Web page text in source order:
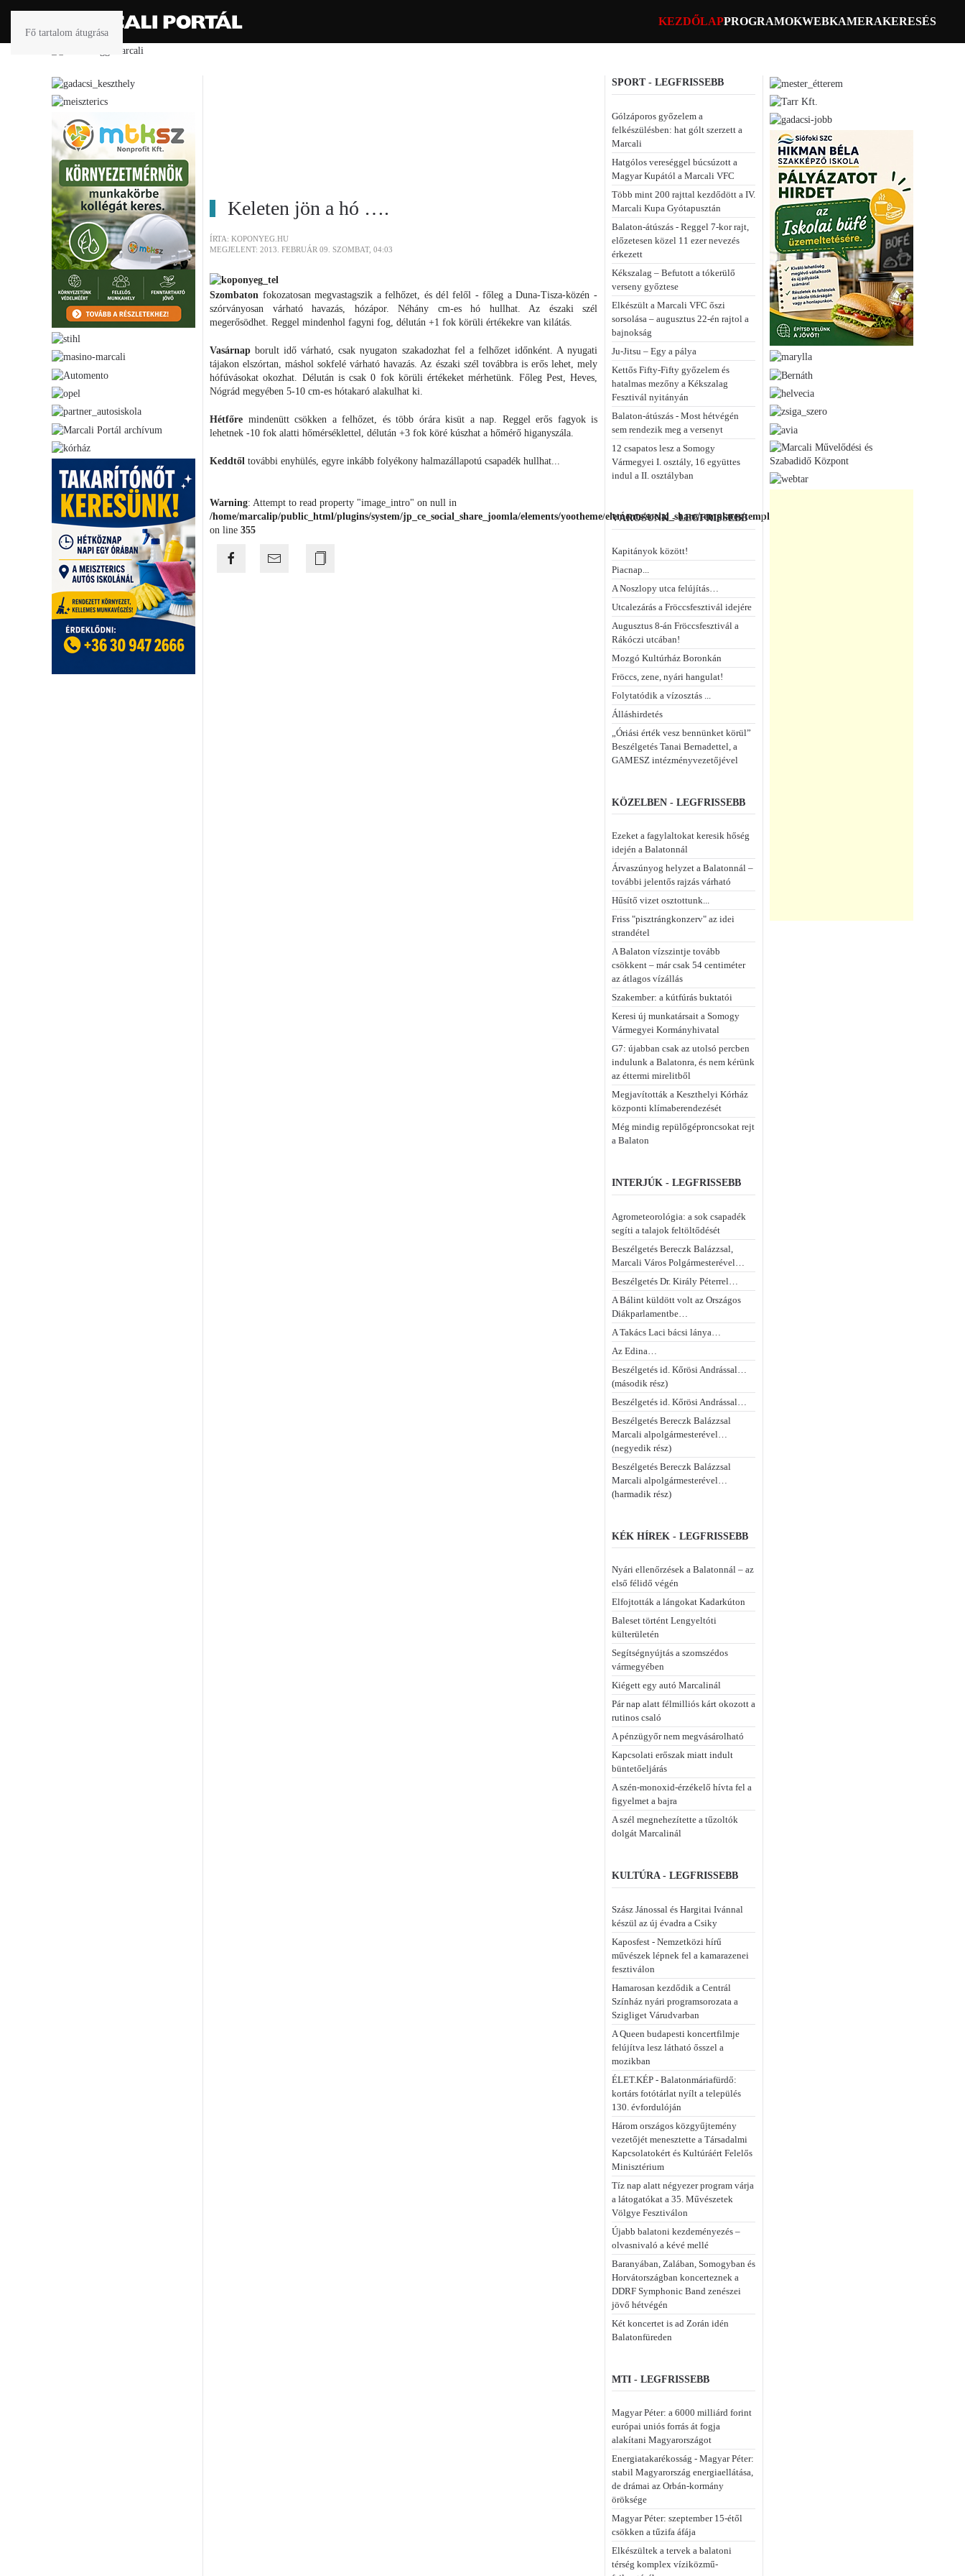
Fő tartalom átugrása
KEZDŐLAPPROGRAMOKWEBKAMERAKERESÉS
Keleten jön a hó ….
ÍRTA: KOPONYEG.HU
MEGJELENT: 2013. FEBRUÁR 09. SZOMBAT, 04:03
Szombaton fokozatosan megvastagszik a felhőzet, és dél felől - főleg a Duna-Tisza-közén -
szórványosan várható havazás, hózápor. Néhány cm-es hó hullhat. Az északi szél
megerősödhet. Reggel mindenhol fagyni fog, délután +1 fok körüli értékekre van kilátás.
Vasárnapborult idő várható, csak nyugaton szakadozhat fel a felhőzet időnként. A nyugati
tájakon elszórtan, máshol sokfelé várható havazás. Az északi szél továbbra is erős lehet, mely
hófúvásokat okozhat. Délután is csak 0 fok körüli értékeket mérhetünk. Főleg Pest, Heves,
Nógrád megyében 5-10 cm-es hótakaró alakulhat ki.
Hétfőre mindenütt csökken a felhőzet, és több órára kisüt a nap. Reggel erős fagyok is
lehetnek -10 fok alatti hőmérséklettel, délután +3 fok köré kúszhat a hőmérő higanyszála.
Keddtől további enyhülés, egyre inkább folyékony halmazállapotú csapadék hullhat...
Warning: Attempt to read property "image_intro" on null in
/home/marcalip/public_html/plugins/system/jp_ce_social_share_joomla/elements/yootheme/elements/social_share/templates/template.php
on line 355
SPORT - LEGFRISSEBB
Gólzáporos győzelem a
felkészülésben: hat gólt szerzett a
Marcali
Hatgólos vereséggel búcsúzott a
Magyar Kupától a Marcali VFC
Több mint 200 rajttal kezdődött a IV.
Marcali Kupa Gyótapusztán
Balaton-átúszás - Reggel 7-kor rajt,
előzetesen közel 11 ezer nevezés
érkezett
Kékszalag – Befutott a tókerülő
verseny győztese
Elkészült a Marcali VFC őszi
sorsolása – augusztus 22-én rajtol a
bajnokság
Ju-Jitsu – Egy a pálya
Kettős Fifty-Fifty győzelem és
hatalmas mezőny a Kékszalag
Fesztivál nyitányán
Balaton-átúszás - Most hétvégén
sem rendezik meg a versenyt
12 csapatos lesz a Somogy
Vármegyei I. osztály, 16 együttes
indul a II. osztályban
VÁROSUNK - LEGFRISSEBB
Kapitányok között!
Piacnap...
A Noszlopy utca felújítás…
Utcalezárás a Fröccsfesztivál idejére
Augusztus 8-án Fröccsfesztivál a
Rákóczi utcában!
Mozgó Kultúrház Boronkán
Fröccs, zene, nyári hangulat!
Folytatódik a vízosztás ...
Álláshirdetés
„Óriási érték vesz bennünket körül”
Beszélgetés Tanai Bernadettel, a
GAMESZ intézményvezetőjével
KÖZELBEN - LEGFRISSEBB
Ezeket a fagylaltokat keresik hőség
idején a Balatonnál
Árvaszúnyog helyzet a Balatonnál –
további jelentős rajzás várható
Hűsítő vizet osztottunk...
Friss "pisztrángkonzerv" az idei
strandétel
A Balaton vízszintje tovább
csökkent – már csak 54 centiméter
az átlagos vízállás
Szakember: a kútfúrás buktatói
Keresi új munkatársait a Somogy
Vármegyei Kormányhivatal
G7: újabban csak az utolsó percben
indulunk a Balatonra, és nem kérünk
az éttermi mirelitből
Megjavították a Keszthelyi Kórház
központi klímaberendezését
Még mindig repülőgéproncsokat rejt
a Balaton
INTERJÚK - LEGFRISSEBB
Agrometeorológia: a sok csapadék
segíti a talajok feltöltődését
Beszélgetés Bereczk Balázzsal,
Marcali Város Polgármesterével…
Beszélgetés Dr. Király Péterrel…
A Bálint küldött volt az Országos
Diákparlamentbe…
A Takács Laci bácsi lánya…
Az Edina…
Beszélgetés id. Kőrösi Andrással…
(második rész)
Beszélgetés id. Kőrösi Andrással…
Beszélgetés Bereczk Balázzsal
Marcali alpolgármesterével…
(negyedik rész)
Beszélgetés Bereczk Balázzsal
Marcali alpolgármesterével…
(harmadik rész)
KÉK HÍREK - LEGFRISSEBB
Nyári ellenőrzések a Balatonnál – az
első félidő végén
Elfojtották a lángokat Kadarkúton
Baleset történt Lengyeltóti
külterületén
Segítségnyújtás a szomszédos
vármegyében
Kiégett egy autó Marcalinál
Pár nap alatt félmilliós kárt okozott a
rutinos csaló
A pénzügyőr nem megvásárolható
Kapcsolati erőszak miatt indult
büntetőeljárás
A szén-monoxid-érzékelő hívta fel a
figyelmet a bajra
A szél megnehezítette a tűzoltók
dolgát Marcalinál
KULTÚRA - LEGFRISSEBB
Szász Jánossal és Hargitai Ivánnal
készül az új évadra a Csiky
Kaposfest - Nemzetközi hírű
művészek lépnek fel a kamarazenei
fesztiválon
Hamarosan kezdődik a Centrál
Színház nyári programsorozata a
Szigliget Várudvarban
A Queen budapesti koncertfilmje
felújítva lesz látható ősszel a
mozikban
ÉLET.KÉP - Balatonmáriafürdő:
kortárs fotótárlat nyílt a település
130. évfordulóján
Három országos közgyűjtemény
vezetőjét menesztette a Társadalmi
Kapcsolatokért és Kultúráért Felelős
Minisztérium
Tíz nap alatt négyezer program várja
a látogatókat a 35. Művészetek
Völgye Fesztiválon
Újabb balatoni kezdeményezés –
olvasnivaló a kévé mellé
Baranyában, Zalában, Somogyban és
Horvátországban koncerteznek a
DDRF Symphonic Band zenészei
jövő hétvégén
Két koncertet is ad Zorán idén
Balatonfüreden
MTI - LEGFRISSEBB
Magyar Péter: a 6000 milliárd forint
európai uniós forrás át fogja
alakítani Magyarországot
Energiatakarékosság - Magyar Péter:
stabil Magyarország energiaellátása,
de drámai az Orbán-kormány
öröksége
Magyar Péter: szeptember 15-étől
csökken a tűzifa áfája
Elkészültek a tervek a balatoni
térség komplex víziközmű-